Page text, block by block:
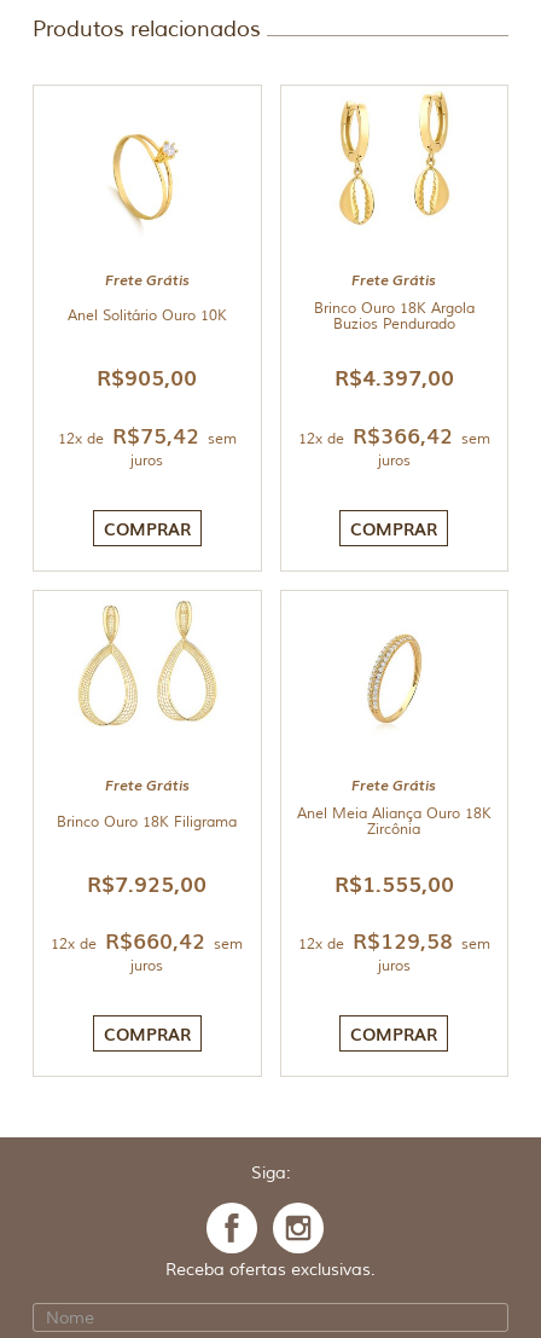
Produtos relacionados
Frete Grátis
Anel Solitário Ouro 10K
R$905,00
12x de R$75,42 sem
juros
COMPRAR
Frete Grátis
Brinco Ouro 18K Argola
Buzios Pendurado
R$4.397,00
12x de R$366,42 sem
juros
COMPRAR
Frete Grátis
Brinco Ouro 18K Filigrama
R$7.925,00
12x de R$660,42 sem
juros
COMPRAR
Frete Grátis
Anel Meia Aliança Ouro 18K
Zircônia
R$1.555,00
12x de R$129,58 sem
juros
COMPRAR
Siga:
Receba ofertas exclusivas.